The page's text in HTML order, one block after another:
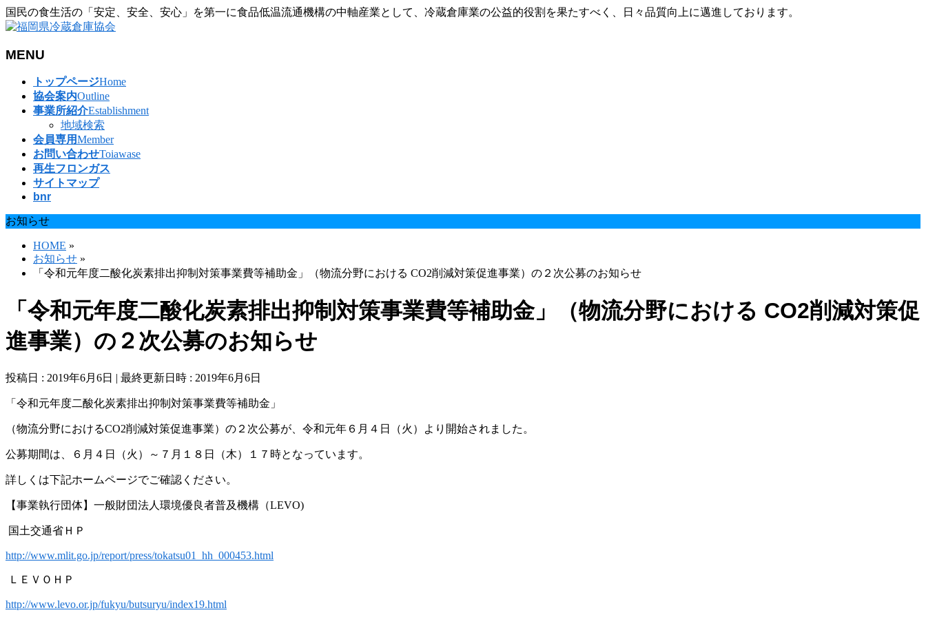
国民の食生活の「安定、安全、安心」を第一に食品低温流通機構の中軸産業として、冷蔵倉庫業の公益的役割を果たすべく、日々品質向上に邁進しております。
MENU
トップページHome
協会案内Outline
事業所紹介Establishment
地域検索
会員専用Member
お問い合わせToiawase
再生フロンガス
サイトマップ
bnr
お知らせ
HOME »
お知らせ »
「令和元年度二酸化炭素排出抑制対策事業費等補助金」（物流分野における CO2削減対策促進事業）の２次公募のお知らせ
「令和元年度二酸化炭素排出抑制対策事業費等補助金」（物流分野における CO2削減対策促
進事業）の２次公募のお知らせ
投稿日 : 2019年6月6日 最終更新日時 : 2019年6月6日
「令和元年度二酸化炭素排出抑制対策事業費等補助金」
（物流分野におけるCO2削減対策促進事業）の２次公募が、令和元年６月４日（火）より開始されました。
公募期間は、６月４日（火）～７月１８日（木）１７時となってい ます。
詳しくは下記ホームページでご確認ください。
【事業執行団体】一般財団法人環境優良者普及機構（LEVO)
国土交通省ＨＰ
http://www.mlit.go.jp/report/press/tokatsu01_hh_000453.html
ＬＥＶＯＨＰ
http://www.levo.or.jp/fukyu/butsuryu/index19.html